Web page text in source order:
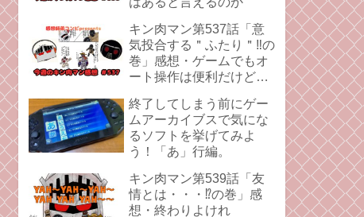
キン肉マン第537話「意
気投合する＂ふたり＂‼︎の
巻」感想・ゲームでもオ
ート操作は便利だけど、
ことあるよね。
終了してしまう前にゲー
ムアーカイブスで気にな
るソフトを挙げてみよ
う！「あ」行編。
キン肉マン第539話「友
情とは・・・⁉︎の巻」感
想・終わりよけれ